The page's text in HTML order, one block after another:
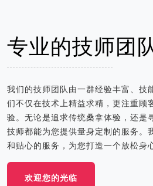
专业的技师团
我们的技师团队由一群经验丰富、技
们不仅在技术上精益求精，更注重顾
验。无论是追求传统桑拿体验，还是
技师都能为您提供量身定制的服务。
和贴心的服务，为您打造一个放松身
欢迎您的光临